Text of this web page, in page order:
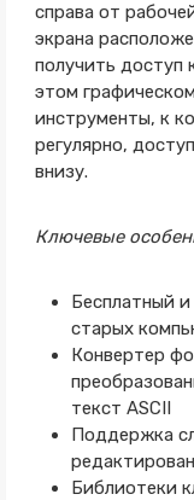
справа от
экрана
получить доступ
этом
инструменты, к
регулярно,
внизу.
Ключевые
Бесплатный
старых
Конвертер
текст ASCII
Поддержка
Библиотеки